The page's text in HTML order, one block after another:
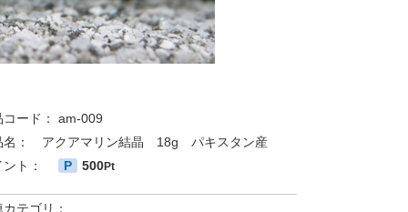
ード：
am-009
：
アクアマリン結晶 18g パキスタン産
ト：
P 500Pt
テゴリ：